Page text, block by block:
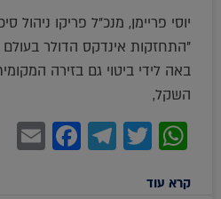
יוסי פריימן, מנכ"ל פריקו ניהול
"התחזקות אינדקס הדולר
באה לידי ביטוי גם בזירה
השקל,
WhatsApp
Twitter
קרא עוד